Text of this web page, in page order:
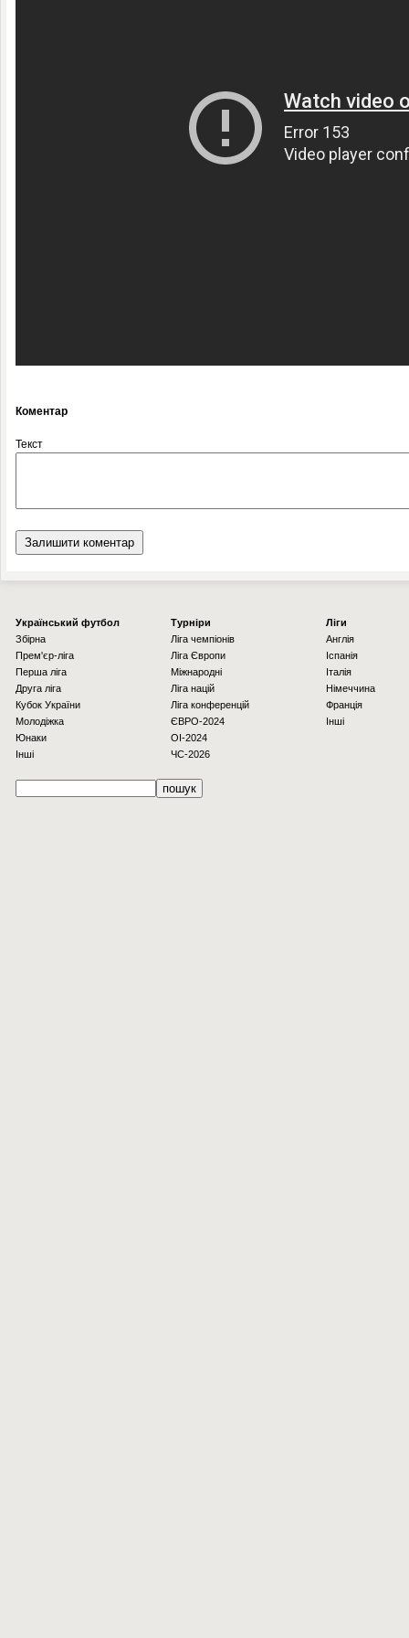
Коментар
Текст
Українcький футбол
Збірна
Прем'єр-ліга
Перша ліга
Друга ліга
Кубок України
Молодіжка
Юнаки
Інші
Турніри
Ліга чемпіонів
Ліга Європи
Міжнародні
Ліга націй
Ліга конференцій
ЄВРО-2024
OI-2024
ЧС-2026
Ліги
Англія
Іспанія
Італія
Німеччина
Франція
Інші